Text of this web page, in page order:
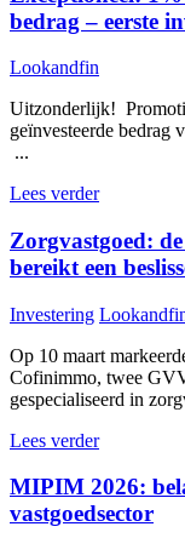
bedrag – eerste
Lookandfin
Uitzonderlijk!
geïnvesteerde
...
Lees verder
Zorgvastgoed:
bereikt een
Investering
Op 10 maart
Cofinimmo, twee
gespecialiseerd in
Lees verder
MIPIM 2026:
vastgoedsector